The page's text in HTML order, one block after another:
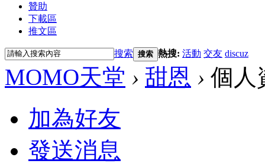
贊助
下載區
推文區
搜索 搜索 熱搜: 活動 交友 discuz
MOMO天堂 › 甜恩 › 個人
加為好友
發送消息